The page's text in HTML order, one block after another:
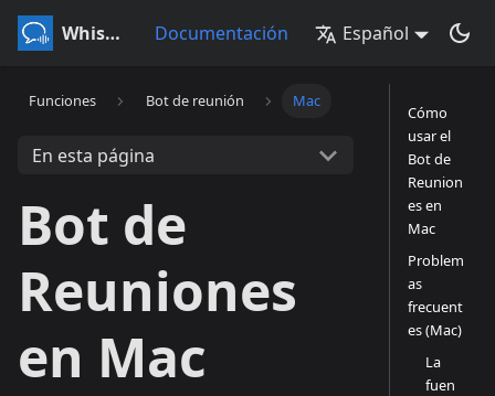
Whisperr Documentación Español
Funciones Bot de reunión Mac
En esta página
Bot de
Reuniones
en Mac
Cómo
usar el
Bot de
Reunion
es en
Mac
Problem
as
frecuent
es (Mac)
La
fuen